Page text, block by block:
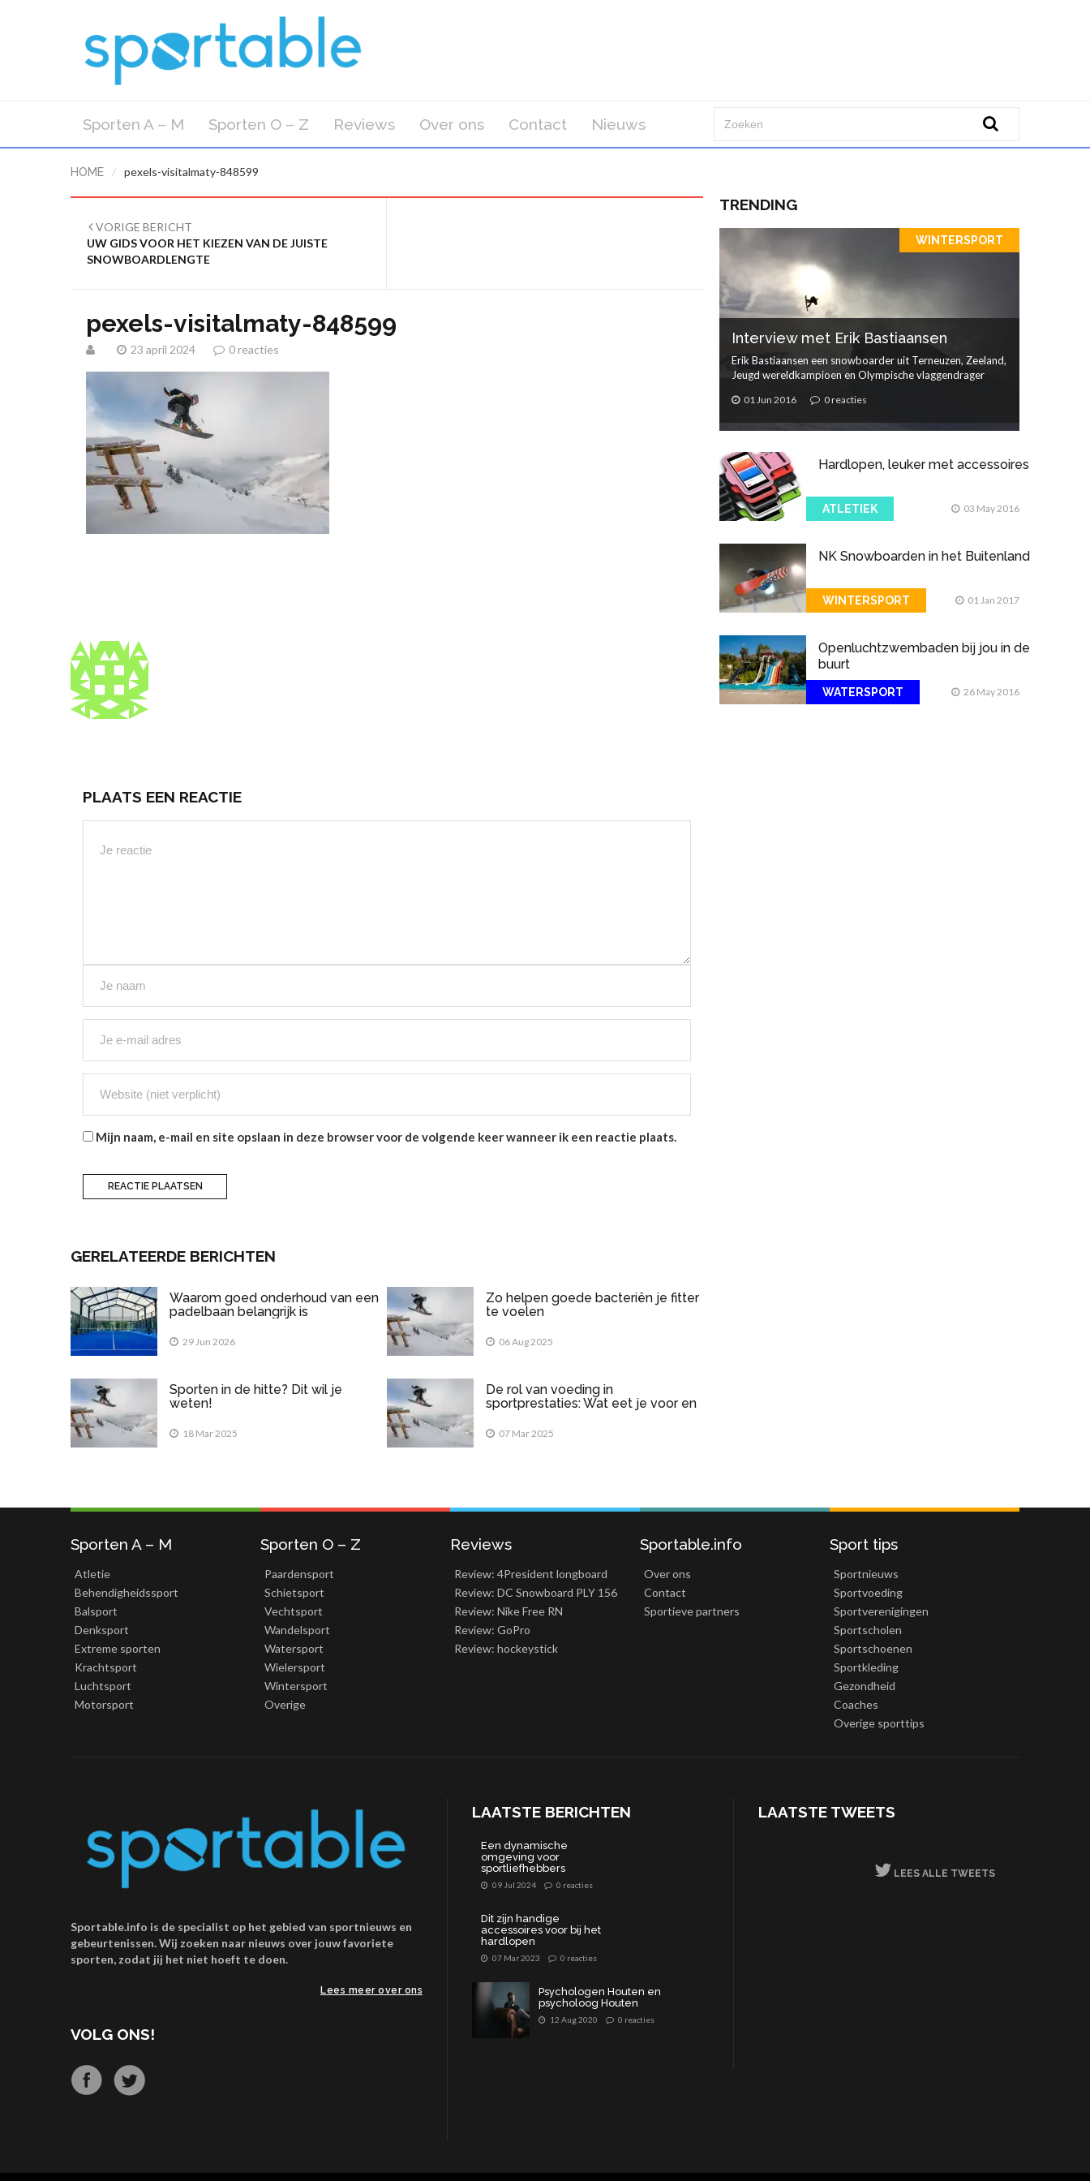
Sporten A – M Sporten O – Z Reviews Over ons Contact Nieuws
HOME / pexels-visitalmaty-848599
VORIGE BERICHT
UW GIDS VOOR HET KIEZEN VAN DE JUISTE
SNOWBOARDLENGTE
pexels-visitalmaty-848599
23 april 2024 0 reacties
PLAATS EEN REACTIE
Mijn naam, e-mail en site opslaan in deze browser voor de volgende keer wanneer ik een reactie plaats.
GERELATEERDE BERICHTEN
Waarom goed onderhoud van een
padelbaan belangrijk is
29 Jun 2026
Zo helpen goede bacteriën je fitter
te voelen
06 Aug 2025
Sporten in de hitte? Dit wil je
weten!
18 Mar 2025
De rol van voeding in
sportprestaties: Wat eet je voor en
07 Mar 2025
TRENDING
WINTERSPORT
Interview met Erik Bastiaansen
Erik Bastiaansen een snowboarder uit Terneuzen, Zeeland,
Jeugd wereldkampioen en Olympische vlaggendrager
01 Jun 2016 0 reacties
Hardlopen, leuker met accessoires
ATLETIEK 03 May 2016
NK Snowboarden in het Buitenland
WINTERSPORT 01 Jan 2017
Openluchtzwembaden bij jou in de
buurt
WATERSPORT 26 May 2016
Sporten A – M
Atletie
Behendigheidssport
Balsport
Denksport
Extreme sporten
Krachtsport
Luchtsport
Motorsport
Sporten O – Z
Paardensport
Schietsport
Vechtsport
Wandelsport
Watersport
Wielersport
Wintersport
Overige
Reviews
Review: 4President longboard
Review: DC Snowboard PLY 156
Review: Nike Free RN
Review: GoPro
Review: hockeystick
Sportable.info
Over ons
Contact
Sportieve partners
Sport tips
Sportnieuws
Sportvoeding
Sportverenigingen
Sportscholen
Sportschoenen
Sportkleding
Gezondheid
Coaches
Overige sporttips
Sportable.info is de specialist op het gebied van sportnieuws en
gebeurtenissen. Wij zoeken naar nieuws over jouw favoriete
sporten, zodat jij het niet hoeft te doen.
Lees meer over ons
VOLG ONS!
LAATSTE BERICHTEN
Een dynamische
omgeving voor
sportliefhebbers
09 Jul 2024 0 reacties
Dit zijn handige
accessoires voor bij het
hardlopen
07 Mar 2023 0 reacties
Psychologen Houten en
psycholoog Houten
12 Aug 2020 0 reacties
LAATSTE TWEETS
LEES ALLE TWEETS